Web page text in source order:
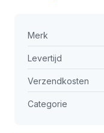
Merk
Levertijd
Verzendkosten
Categorie